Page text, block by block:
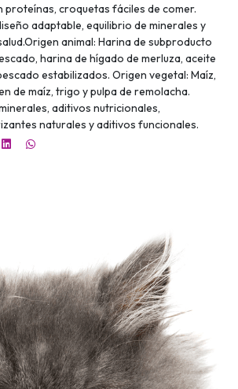
proteínas, croquetas fáciles de comer.
adaptable, equilibrio de minerales y
animal: Harina de subproducto
harina de hígado de merluza, aceite
estabilizados. Origen vegetal: Maíz,
de maíz, trigo y pulpa de remolacha.
aditivos nutricionales,
naturales y aditivos funcionales.